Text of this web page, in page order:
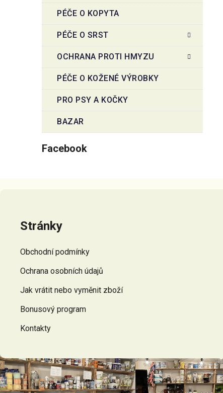
PÉČE O KOPYTA
PÉČE O SRST
OCHRANA PROTI HMYZU
PÉČE O KOŽENÉ VÝROBKY
PRO PSY A KOČKY
BAZAR
Facebook
Stránky
Obchodní podmínky
Ochrana osobních údajů
Jak vrátit nebo vyměnit zboží
Bonusový program
Kontakty